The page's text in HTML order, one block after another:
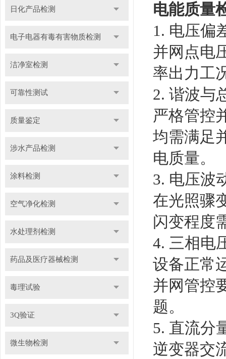
日化产品检测
电子电器有毒有害物质检测
洁净室检测
可靠性测试
质量鉴定
涉水产品检测
涂料检测
空气净化检测
水处理剂检测
药品及医疗器械检测
毒理试验
3Q验证
微生物检测
电能质量
1. 电压偏
并网点电
率出力工
2. 谐波与
严格管控
均需满足
电质量。
3. 电压波
在光照骤
闪变程度
4. 三相电
设备正常
并网管控
题。
5. 直流分
逆变器交